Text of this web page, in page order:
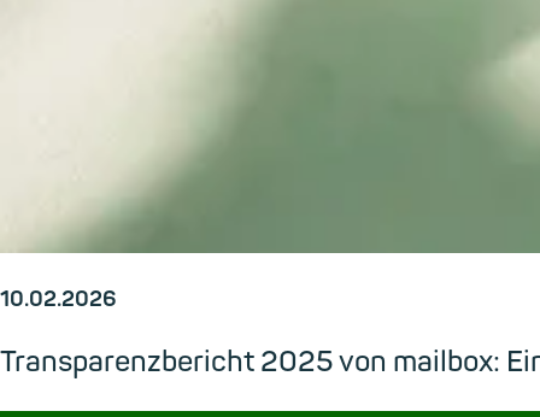
10.02.2026
Transparenzbericht 2025 von mailbox: